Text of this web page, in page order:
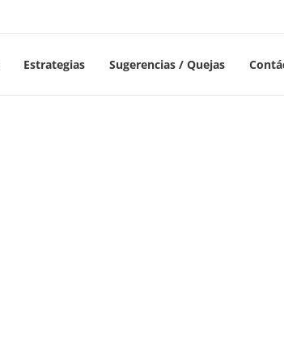
Estrategias Sugerencias / Quejas